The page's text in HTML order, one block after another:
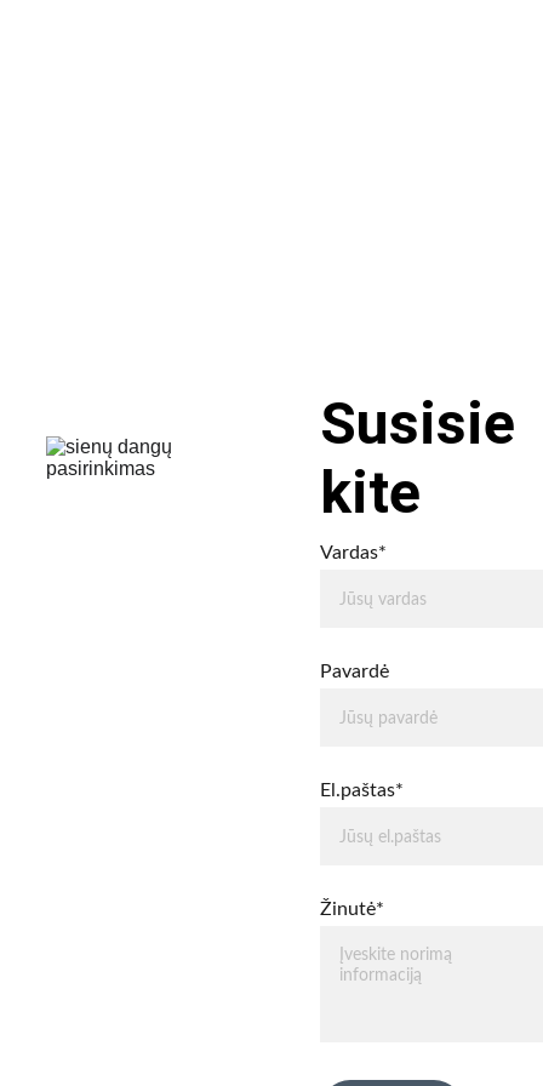
Susisie
kite
Vardas*
Pavardė
El.paštas*
Žinutė*